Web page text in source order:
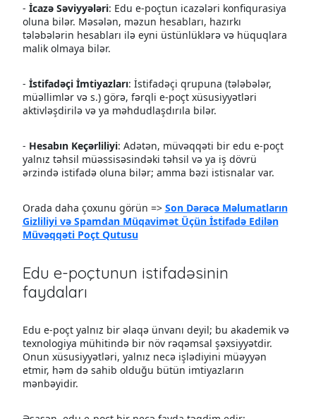
- İcazə Səviyyələri: Edu e-poçtun icazələri konfiqurasiya
oluna bilər. Məsələn, məzun hesabları, hazırkı
tələbələrin hesabları ilə eyni üstünlüklərə və hüquqlara
malik olmaya bilər.
- İstifadəçi İmtiyazları: İstifadəçi qrupuna (tələbələr,
müəllimlər və s.) görə, fərqli e-poçt xüsusiyyətləri
aktivləşdirilə və ya məhdudlaşdırıla bilər.
- Hesabın Keçərliliyi: Adətən, müvəqqəti bir edu e-poçt
yalnız təhsil müəssisəsindəki təhsil və ya iş dövrü
ərzində istifadə oluna bilər; amma bəzi istisnalar var.
Orada daha çoxunu görün => Son Dərəcə Məlumatların
Gizliliyi və Spamdan Müqavimət Üçün İstifadə Edilən
Müvəqqəti Poçt Qutusu
Edu e-poçtunun istifadəsinin
faydaları
Edu e-poçt yalnız bir əlaqə ünvanı deyil; bu akademik və
texnologiya mühitində bir növ rəqəmsal şəxsiyyətdir.
Onun xüsusiyyətləri, yalnız necə işlədiyini müəyyən
etmir, həm də sahib olduğu bütün imtiyazların
mənbəyidir.